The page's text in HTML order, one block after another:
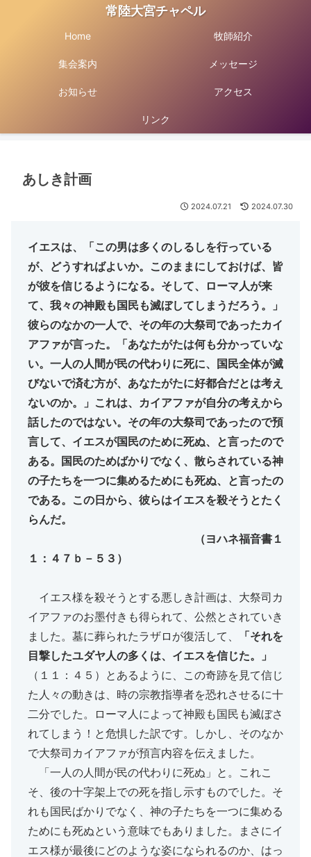
常陸大宮チャペル
Home 牧師紹介
集会案内 メッセージ
お知らせ アクセス
リンク
あしき計画
2024.07.21 2024.07.30
イエスは、「この男は多くのしるしを行っている
が、どうすればよいか。このままにしておけば、皆
が彼を信じるようになる。そして、ローマ人が来
て、我々の神殿も国民も滅ぼしてしまうだろう。」
彼らのなかの一人で、その年の大祭司であったカイ
アファが言った。「あなたがたは何も分かっていな
い。一人の人間が民の代わりに死に、国民全体が滅
びないで済む方が、あなたがたに好都合だとは考え
ないのか。」これは、カイアファが自分の考えから
話したのではない。その年の大祭司であったので預
言して、イエスが国民のために死ぬ、と言ったので
ある。国民のためばかりでなく、散らされている神
の子たちを一つに集めるためにも死ぬ、と言ったの
である。この日から、彼らはイエスを殺そうとたく
らんだ。
（ヨハネ福音書１
１：４７ｂ－５３）
イエス様を殺そうとする悪しき計画は、大祭司カ
イアファのお墨付きも得られて、公然とされていき
ました。墓に葬られたラザロが復活して、
「それを
目撃したユダヤ人の多くは、イエスを信じた。」
（１１：４５）とあるように、この奇跡を見て信じ
た人々の動きは、時の宗教指導者を恐れさせるに十
二分でした。ローマ人によって神殿も国民も滅ぼさ
れてしまう！と危惧した訳です。しかし、そのなか
で大祭司カイアファが預言内容を伝えました。
「一人の人間が民の代わりに死ぬ」と。これこ
そ、後の十字架上での死を指し示すものでした。そ
れも国民ばかりでなく、神の子たちを一つに集める
ためにも死ぬという意味でもありました。まさにイ
エス様が最後にどのような姿になられるのか、はっ